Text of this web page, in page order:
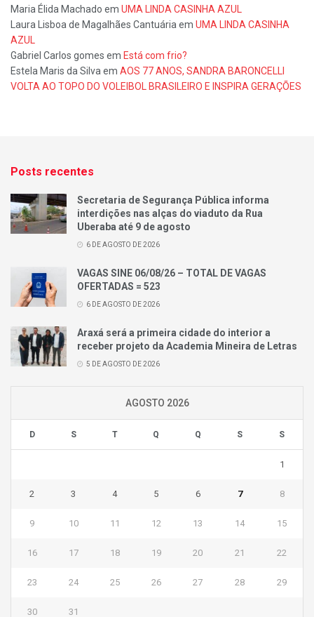
Maria Élida Machado em UMA LINDA CASINHA AZUL
Laura Lisboa de Magalhães Cantuária em UMA LINDA CASINHA
AZUL
Gabriel Carlos gomes em Está com frio?
Estela Maris da Silva em AOS 77 ANOS, SANDRA BARONCELLI
VOLTA AO TOPO DO VOLEIBOL BRASILEIRO E INSPIRA GERAÇÕES
Posts recentes
Secretaria de Segurança Pública informa
interdições nas alças do viaduto da Rua
Uberaba até 9 de agosto
6 DE AGOSTO DE 2026
VAGAS SINE 06/08/26 – TOTAL DE VAGAS
OFERTADAS = 523
6 DE AGOSTO DE 2026
Araxá será a primeira cidade do interior a
receber projeto da Academia Mineira de Letras
5 DE AGOSTO DE 2026
AGOSTO 2026
D S T Q Q S S
1
2 3 4 5 6 7 8
9 10 11 12 13 14 15
16 17 18 19 20 21 22
23 24 25 26 27 28 29
30 31